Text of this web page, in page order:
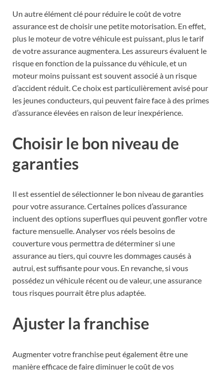
Un autre élément clé pour réduire le coût de votre
assurance est de choisir une petite motorisation. En effet,
plus le moteur de votre véhicule est puissant, plus le tarif
de votre assurance augmentera. Les assureurs évaluent le
risque en fonction de la puissance du véhicule, et un
moteur moins puissant est souvent associé à un risque
d’accident réduit. Ce choix est particulièrement avisé pour
les jeunes conducteurs, qui peuvent faire face à des primes
d’assurance élevées en raison de leur inexpérience.
Choisir le bon niveau de
garanties
Il est essentiel de sélectionner le bon niveau de garanties
pour votre assurance. Certaines polices d’assurance
incluent des options superflues qui peuvent gonfler votre
facture mensuelle. Analyser vos réels besoins de
couverture vous permettra de déterminer si une
assurance au tiers, qui couvre les dommages causés à
autrui, est suffisante pour vous. En revanche, si vous
possédez un véhicule récent ou de valeur, une assurance
tous risques pourrait être plus adaptée.
Ajuster la franchise
Augmenter votre franchise peut également être une
manière efficace de faire diminuer le coût de vos